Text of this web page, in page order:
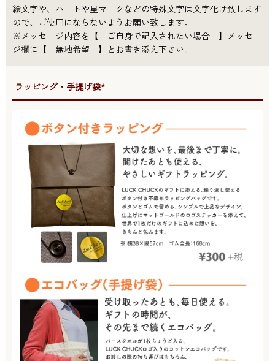
絵文字や、ハートや星マークなどの特殊文字は文字化け致します
ので、ご使用にならないようお願い致します。
※メッセージ内容を【 ご自身で記入されたい場合 】メッセー
ジ欄に【 無地希望 】とお書き添え下さい。
●ラッピング・手提げ袋*